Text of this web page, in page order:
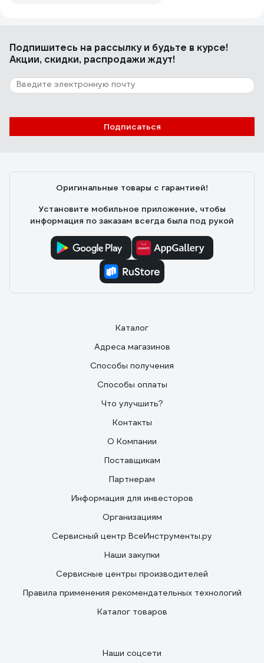
Подпишитесь на рассылкуи будьте в курсе!
Акции, скидки, распродажи ждут!
Подписаться
Оригинальные товары с гарантией!
Установите мобильное приложение, чтобы
информация по заказам всегда была под рукой
Каталог
Адреса магазинов
Способы получения
Способы оплаты
Что улучшить?
Контакты
О Компании
Поставщикам
Партнерам
Информация для инвесторов
Организациям
Сервисный центр ВсеИнструменты.ру
Наши закупки
Сервисные центры производителей
Правила применения рекомендательных технологий
Каталог товаров
Наши соцсети